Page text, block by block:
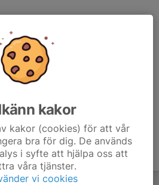
kakor
kakor (cookies) för att vår
bra för dig. De används
i syfte att hjälpa oss att
våra tjänster.
vi cookies